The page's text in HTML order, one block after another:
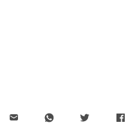
WhatsAppTwitter